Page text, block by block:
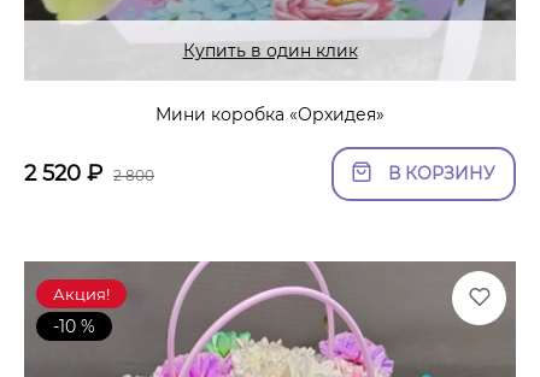
Купить в один клик
Мини коробка «Орхидея»
2 520 ₽ 2 800 В КОРЗИНУ
Акция!
-10 %